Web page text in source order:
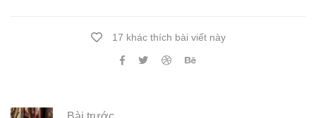
17 khác thích bài viết này